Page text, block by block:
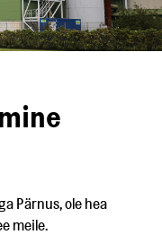
Pärnus, ole hea
meile.